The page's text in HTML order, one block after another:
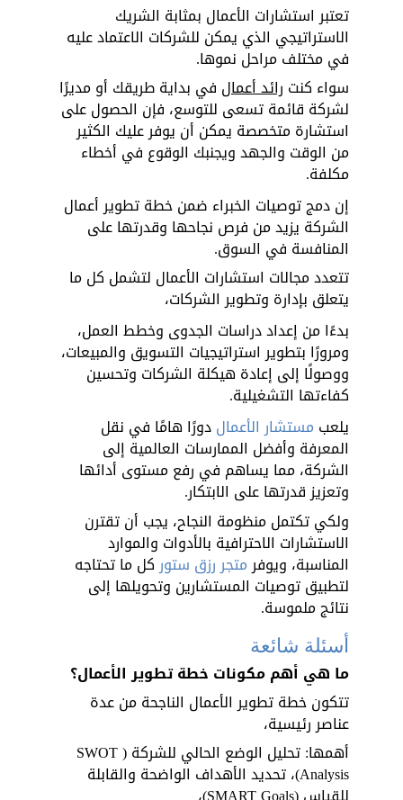
تعتبر استشارات الأعمال بمثابة الشريك
الاستراتيجي الذي يمكن للشركات الاعتماد عليه
في مختلف مراحل نموها.
سواء كنت رائد أعمال في بداية طريقك أو مديرًا
لشركة قائمة تسعى للتوسع، فإن الحصول على
استشارة متخصصة يمكن أن يوفر عليك الكثير
من الوقت والجهد ويجنبك الوقوع في أخطاء
مكلفة.
إن دمج توصيات الخبراء ضمن خطة تطوير أعمال
الشركة يزيد من فرص نجاحها وقدرتها على
المنافسة في السوق.
تتعدد مجالات استشارات الأعمال لتشمل كل ما
يتعلق بإدارة وتطوير الشركات،
بدءًا من إعداد دراسات الجدوى وخطط العمل،
ومرورًا بتطوير استراتيجيات التسويق والمبيعات،
ووصولًا إلى إعادة هيكلة الشركات وتحسين
كفاءتها التشغيلية.
يلعب مستشار الأعمال دورًا هامًا في نقل
المعرفة وأفضل الممارسات العالمية إلى
الشركة، مما يساهم في رفع مستوى أدائها
وتعزيز قدرتها على الابتكار.
ولكي تكتمل منظومة النجاح، يجب أن تقترن
الاستشارات الاحترافية بالأدوات والموارد
المناسبة، ويوفر متجر رزق ستور كل ما تحتاجه
لتطبيق توصيات المستشارين وتحويلها إلى
نتائج ملموسة.
أسئلة شائعة
ما هي أهم مكونات خطة تطوير الأعمال؟
تتكون خطة تطوير الأعمال الناجحة من عدة
عناصر رئيسية،
أهمها: تحليل الوضع الحالي للشركة (SWOT
Analysis)، تحديد الأهداف الواضحة والقابلة